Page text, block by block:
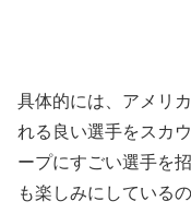
具体的には、アメリ
れる良い選手をスカ
ープにすごい選手を
も楽しみにしているの